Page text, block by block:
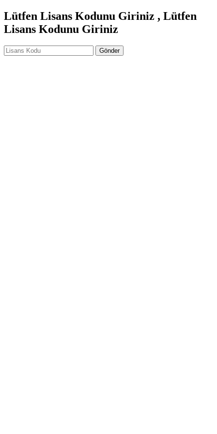
Lütfen Lisans Kodunu Giriniz , Lütfen
Lisans Kodunu Giriniz
Gönder